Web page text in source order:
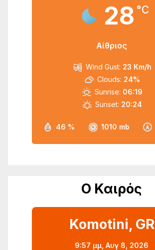
28 °C
Αίθριος
46 % 1010 mb
Wind Gust: 23 Km/h
Clouds: 24%
Sunrise: 06:19
Sunset: 20:24
Ο Καιρός
Komotini, GR
9:57 μμ, Αυγ 8, 2026